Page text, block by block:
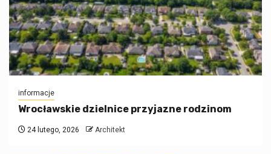
informacje
Wrocławskie dzielnice przyjazne rodzinom
24 lutego, 2026 Architekt